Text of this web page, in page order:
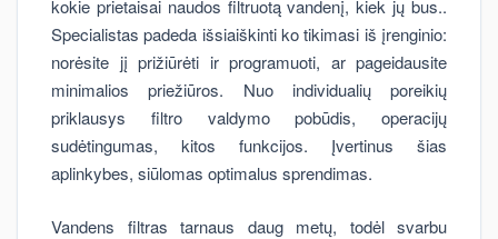
kokie prietaisai naudos filtruotą vandenį, kiek jų bus..
Specialistas padeda išsiaiškinti ko tikimasi iš įrenginio:
norėsite jį prižiūrėti ir programuoti, ar pageidausite
minimalios priežiūros. Nuo individualių poreikių
priklausys filtro valdymo pobūdis, operacijų
sudėtingumas, kitos funkcijos. Įvertinus šias
aplinkybes, siūlomas optimalus sprendimas.
Vandens filtras tarnaus daug metų, todėl svarbu